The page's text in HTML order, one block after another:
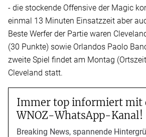
- die stockende Offensive der Magic
einmal 13 Minuten Einsatzzeit aber
Beste Werfer der Partie waren
(30 Punkte) sowie Orlandos Paolo
zweite Spiel findet am Montag
Cleveland statt.
Immer top informiert mit
WNOZ-WhatsApp-Kanal!
Breaking News, spannende